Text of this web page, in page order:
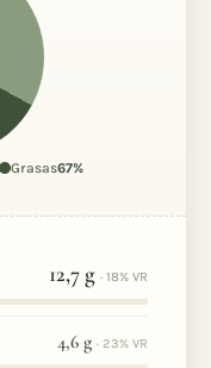
Grasas67%
12,7 g · 18% VR
4,6 g · 23% VR